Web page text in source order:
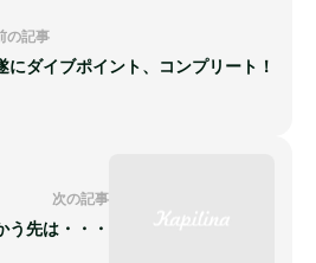
の記事
にダイブポイント、コンプリート！
次の記事
う先は・・・